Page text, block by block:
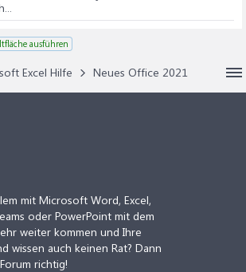
ausführen
Excel Hilfe Neues Office 2021
mit Microsoft Word, Excel,
oder PowerPoint mit dem
weiter kommen und Ihre
wissen auch keinen Rat? Dann
richtig!